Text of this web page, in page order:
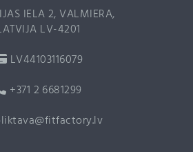
IELA 2, VALMIERA,
LV-4201
LV44103116079
+371 2 6681299